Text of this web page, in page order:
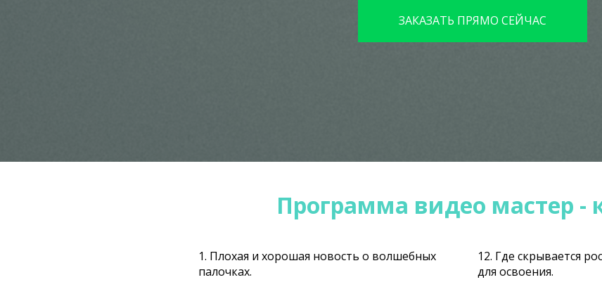
ЗАКАЗАТЬ ПРЯМО СЕЙЧАС
Программа видео мастер -
1. Плохая и хорошая новость о волшебных
палочках.
12. Где скрывается
для освоения.